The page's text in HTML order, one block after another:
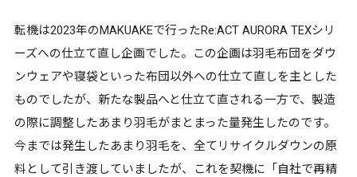
転機は2023年のMAKUAKEで行ったRe:ACT AURORA TEXシリ
ーズへの仕立て直し企画でした。この企画は羽毛布団をダウ
ンウェアや寝袋といった布団以外への仕立て直しを主とした
ものでしたが、新たな製品へと仕立て直される一方で、製造
の際に調整したあまり羽毛がまとまった量発生したのです。
今までは発生したあまり羽毛を、全てリサイクルダウンの原
料として引き渡していましたが、これを契機に「自社で再精